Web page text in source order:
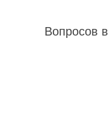
Вопросов